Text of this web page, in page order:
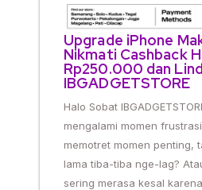
Upgrade iPhone
Nikmati Cashback
Rp250.000 dan
IBGADGETSTORE
Halo Sobat
mengalami momen
memotret momen penting,
lama tiba-tiba nge-lag?
sering merasa kesal